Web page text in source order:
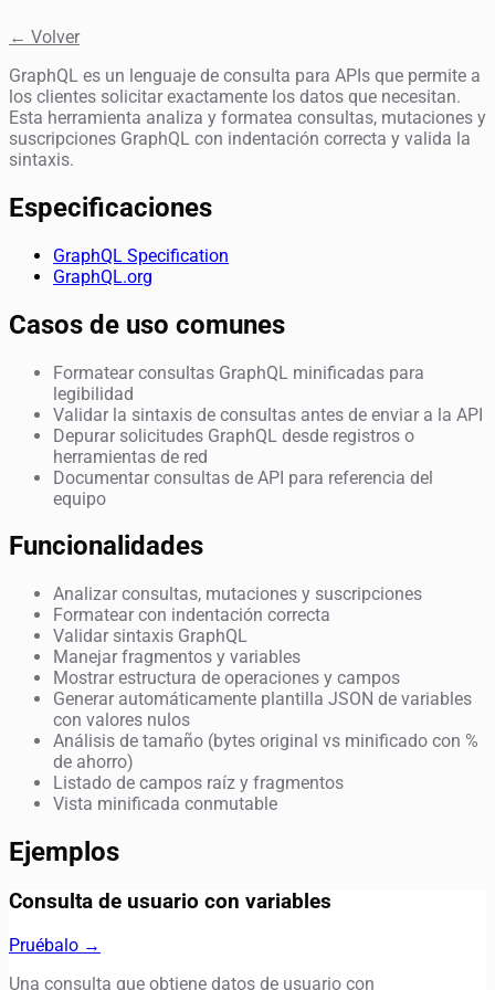
← Volver
GraphQL es un lenguaje de consulta para APIs que permite a
los clientes solicitar exactamente los datos que necesitan.
Esta herramienta analiza y formatea consultas, mutaciones y
suscripciones GraphQL con indentación correcta y valida la
sintaxis.
Especificaciones
GraphQL Specification
GraphQL.org
Casos de uso comunes
Formatear consultas GraphQL minificadas para
legibilidad
Validar la sintaxis de consultas antes de enviar a la API
Depurar solicitudes GraphQL desde registros o
herramientas de red
Documentar consultas de API para referencia del
equipo
Funcionalidades
Analizar consultas, mutaciones y suscripciones
Formatear con indentación correcta
Validar sintaxis GraphQL
Manejar fragmentos y variables
Mostrar estructura de operaciones y campos
Generar automáticamente plantilla JSON de variables
con valores nulos
Análisis de tamaño (bytes original vs minificado con %
de ahorro)
Listado de campos raíz y fragmentos
Vista minificada conmutable
Ejemplos
Consulta de usuario con variables
Pruébalo →
Una consulta que obtiene datos de usuario con